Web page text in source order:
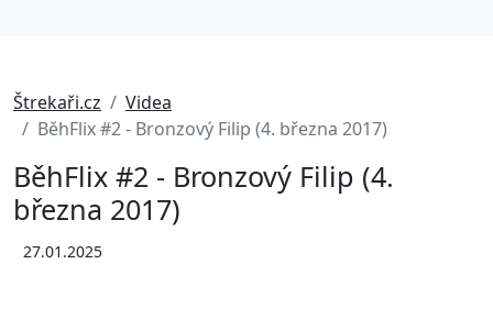
Štrekaři.cz
Videa
BěhFlix #2 - Bronzový Filip (4. března 2017)
BěhFlix #2 - Bronzový Filip (4.
března 2017)
27.01.2025